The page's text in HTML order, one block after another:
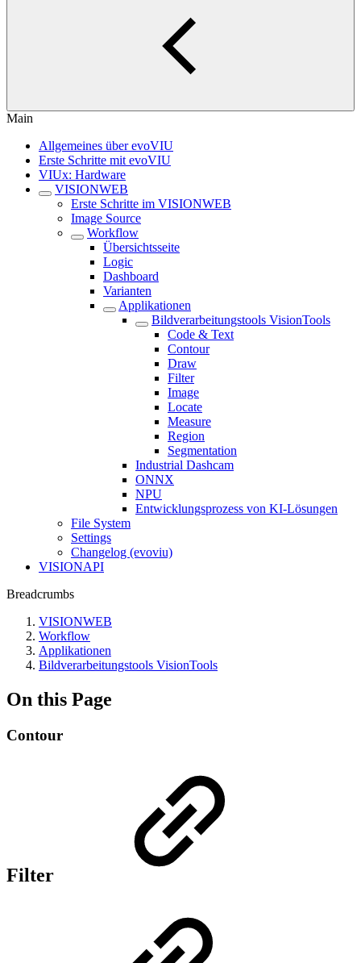
Main
Allgemeines über evoVIU
Erste Schritte mit evoVIU
VIUx: Hardware
VISIONWEB
Erste Schritte im VISIONWEB
Image Source
Workflow
Übersichtsseite
Logic
Dashboard
Varianten
Applikationen
Bildverarbeitungstools VisionTools
Code & Text
Contour
Draw
Filter
Image
Locate
Measure
Region
Segmentation
Industrial Dashcam
ONNX
NPU
Entwicklungsprozess von KI-Lösungen
File System
Settings
Changelog (evoviu)
VISIONAPI
Breadcrumbs
VISIONWEB
Workflow
Applikationen
Bildverarbeitungstools VisionTools
On this Page
Contour
Filter